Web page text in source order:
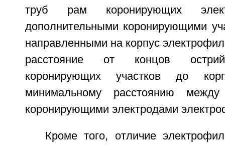
труб рам коронирующих
дополнительными коронирующими
направленными на корпус
расстояние от концов острий
коронирующих участков до
минимальному расстоянию
коронирующими электродами
Кроме того, отличие